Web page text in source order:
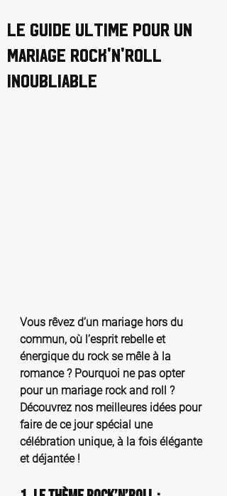
Le guide ultime pour un
mariage Rock'n'Roll
inoubliable
Vous rêvez d’un mariage hors du
commun, où l’esprit rebelle et
énergique du rock se mêle à la
romance ? Pourquoi ne pas opter
pour un mariage rock and roll ?
Découvrez nos meilleures idées pour
faire de ce jour spécial une
célébration unique, à la fois élégante
et déjantée !